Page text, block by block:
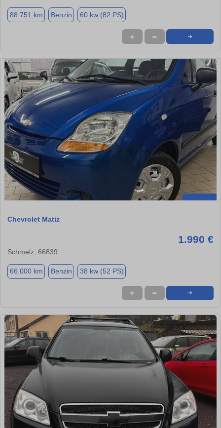
88.751 km Benzin 60 kw (82 PS)
★ ➦ ➜
Chevrolet Matiz
1.990 €
Schmelz, 66839
66.000 km Benzin 38 kw (52 PS)
★ ➦ ➜